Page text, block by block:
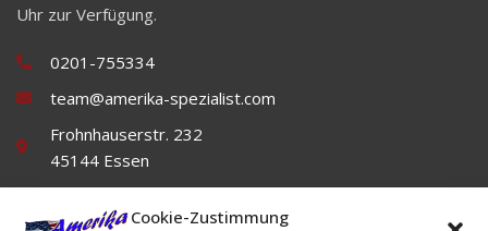
Cookie-Zustimmung
Uhr zur Verfügung.
0201-755334
team@amerika-spezialist.com
Frohnhauserstr. 232
45144 Essen